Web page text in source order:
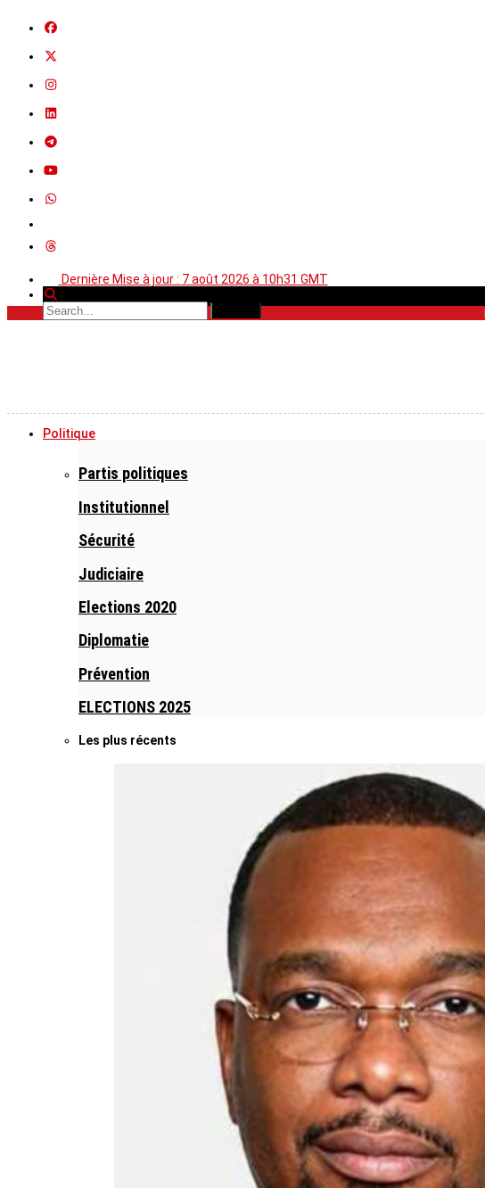
Dernière Mise à jour : 7 août 2026 à 10h31 GMT
Politique
Partis politiques
Institutionnel
Sécurité
Judiciaire
Elections 2020
Diplomatie
Prévention
ELECTIONS 2025
Les plus récents